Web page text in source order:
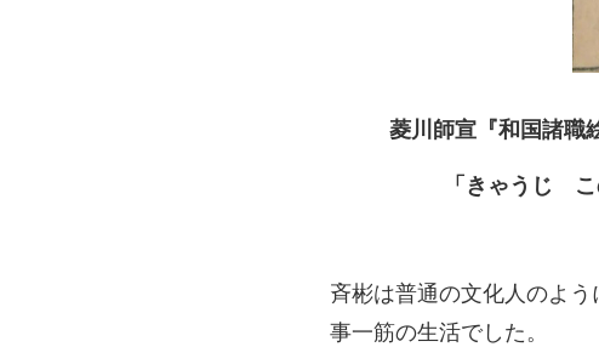
菱川師宣『和国諸職
「きゃうじ
斉彬は普通の文化人のよ
事一筋の生活でした。